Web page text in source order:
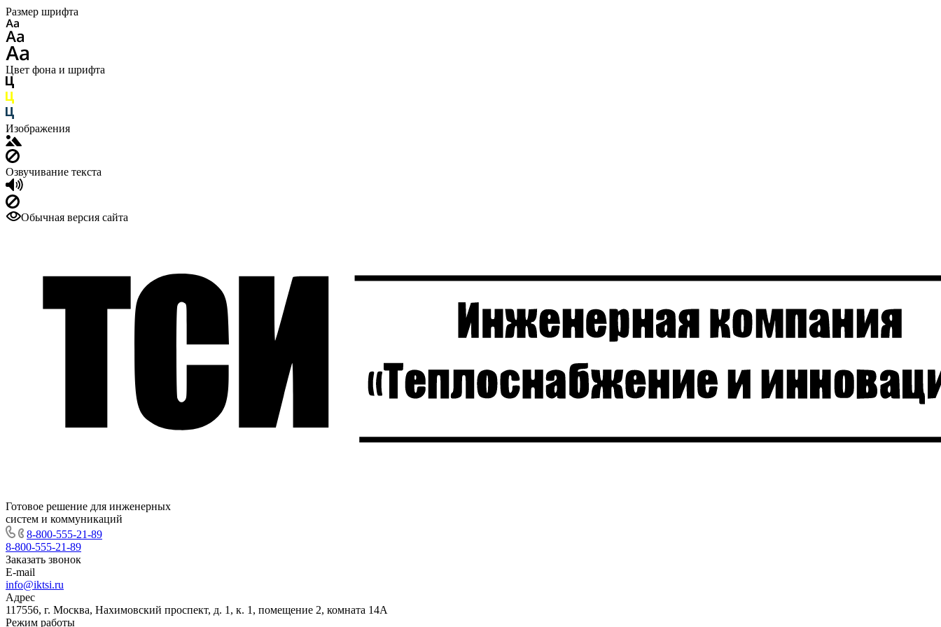
Размер шрифта
Цвет фона и шрифта
Изображения
Озвучивание текста
Обычная версия сайта
Готовое решение для инженерных
систем и коммуникаций
8-800-555-21-89
8-800-555-21-89
Заказать звонок
E-mail
info@iktsi.ru
Адрес
117556, г. Москва, Нахимовский проспект, д. 1, к. 1, помещение 2, комната 14А
Режим работы